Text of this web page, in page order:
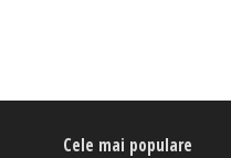
Cele mai populare